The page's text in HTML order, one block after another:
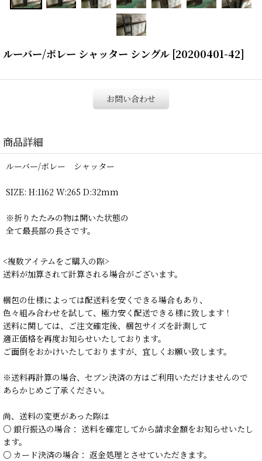
ルーバー/ボレー シャッター シングル [20200401-42]
お問い合わせ
商品詳細
ルーバー/ボレー シャッター
SIZE: H:1162 W:265 D:32mm
※折りたたみの物は開いた状態の
全て最長部の長さです。
<複数アイテムをご購入の際>
送料が加算されて計算される場合がございます。
梱包の仕様によっては配送料を安くできる場合もあり、
色々組み合わせを試して、極力安く配送できる様に致します！
送料に関しては、ご注文確定後、梱包サイズを計測して
適正価格を再度お知らせいたしております。
ご面倒をおかけいたしておりますが、宜しくお願い致します。
※送料再計算の場合、セブン決済の方はご利用いただけませんので
あらかじめご了承ください。
尚、送料の変更があった際は
○ 銀行振込の場合： 送料を確定してから請求金額をお知らせいたし
ます。
○ カード決済の場合： 返金処理とさせていただきます。